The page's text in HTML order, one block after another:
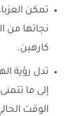
تمكن
نجاتها من
كارهين.
تدل رؤية
إلى ما
الوقت